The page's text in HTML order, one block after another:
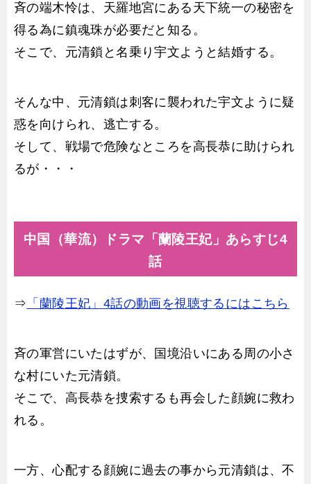
斉の端木怜は、天羅地宮にある天下統一の秘密を
得る為に鎮魂珠が必要だと知る。
そこで、元清鎖と名乗り宇文ようと結婚する。
そんな中、元清鎖は刺客に襲われた宇文ように疑
惑を向けられ、逃亡する。
そして、戦場で危険なところを高長恭に助けられ
るが・・・
中国（華流）ドラマ「蘭陵王妃」あらすじ4
話
⇒ 「蘭陵王妃」4話の動画を視聴するにはこちら
斉の軍営にいたはずが、国境沿いにある周の小さ
な村にいた元清鎖。
そこで、高長恭を捜索するも再会した顔婉に救わ
れる。
一方、心配する顔婉に過去の事から元清鎖は、不